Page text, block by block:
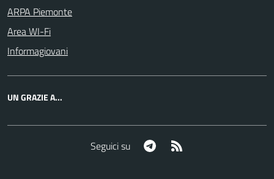
ARPA Piemonte
Area WI-Fi
Informagiovani
UN GRAZIE A...
Seguici su Telegram